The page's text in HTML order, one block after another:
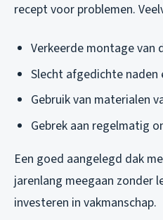
recept voor problemen.
Verkeerde montage van
Slecht afgedichte naden
Gebruik van materialen
Gebrek aan regelmatig
Een goed aangelegd dak
jarenlang meegaan zonder
investeren in vakmanschap.